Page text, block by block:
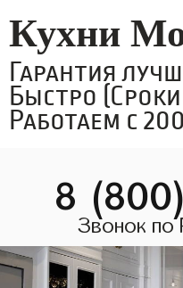
Кухни
Гарантия
Быстро
Работаем с
8
Звонок по